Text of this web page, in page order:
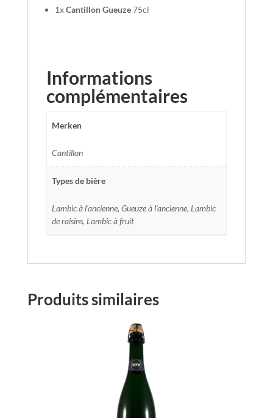
1xCantillonGueuze75cl
Informations
complémentaires
Merken
Cantillon
Types de bière
Lambic à l'ancienne, Gueuze à l'ancienne, Lambic
de raisins, Lambic à fruit
Produits similaires